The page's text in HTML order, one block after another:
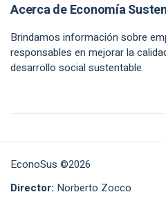
Acerca de Economía
Brindamos información sobre
responsables en mejorar la
desarrollo social sustentable.
EconoSus ©2026
Director: Norberto Zocco